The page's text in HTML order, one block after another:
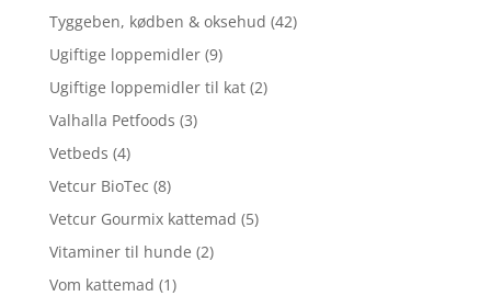
Tyggeben, kødben & oksehud (42)
Ugiftige loppemidler (9)
Ugiftige loppemidler til kat (2)
Valhalla Petfoods (3)
Vetbeds (4)
Vetcur BioTec (8)
Vetcur Gourmix kattemad (5)
Vitaminer til hunde (2)
Vom kattemad (1)